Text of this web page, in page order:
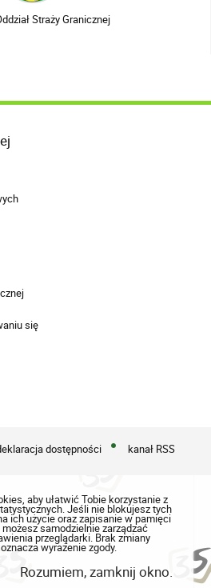
Straży Granicznej
się
dostępności kanał RSS
aby ułatwić Tobie korzystanie z
Jeśli nie blokujesz tych
ich użycie oraz zapisanie w pamięci
samodzielnie zarządzać
przeglądarki. Brak zmiany
wyrażenie zgody.
Rozumiem, zamknij okno.